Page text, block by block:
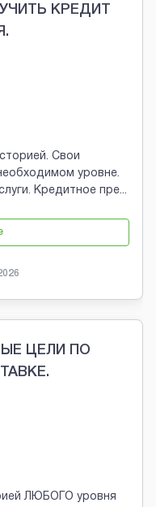
КРЕДИТ
Свои
уровне.
Кредитное пре...
ЦЕЛИ ПО
ЛЮБОГО уровня